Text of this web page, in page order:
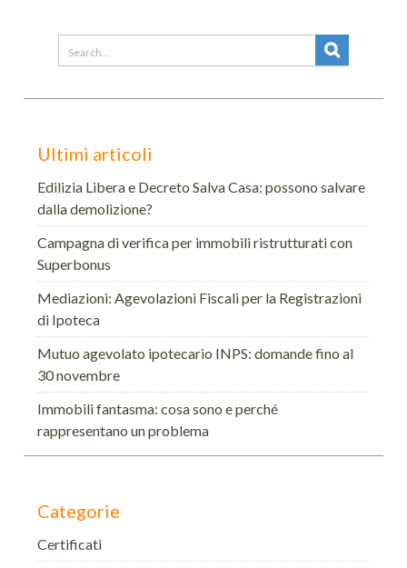
Search
for:
Ultimi articoli
Edilizia Libera e Decreto Salva Casa: possono salvare
dalla demolizione?
Campagna di verifica per immobili ristrutturati con
Superbonus
Mediazioni: Agevolazioni Fiscali per la Registrazioni
di Ipoteca
Mutuo agevolato ipotecario INPS: domande fino al
30 novembre
Immobili fantasma: cosa sono e perché
rappresentano un problema
Categorie
Certificati